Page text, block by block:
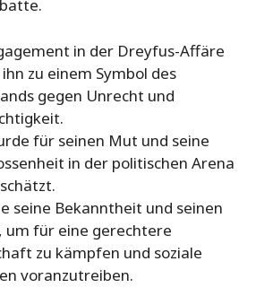
in der Dreyfus-Affäre
zu einem Symbol des
gegen Unrecht und
für seinen Mut und seine
in der politischen Arena
seine Bekanntheit und seinen
um für eine gerechtere
zu kämpfen und soziale
voranzutreiben.